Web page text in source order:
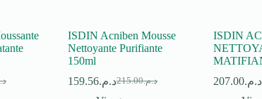
ISDIN Acniben Mousse
Nettoyante Purifiante
150ml
د.م.215.00
Leد.م.159.56
Le
ISDIN
د.م.207.00